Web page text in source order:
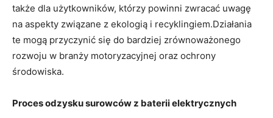
także dla użytkowników, którzy powinni ‍zwracać uwagę
na aspekty związane z ekologią i recyklingiem.Działania
‍te mogą przyczynić się⁤ do bardziej zrównoważonego
rozwoju ‌w branży motoryzacyjnej oraz ochrony
środowiska.
Proces odzysku surowców z baterii elektrycznych